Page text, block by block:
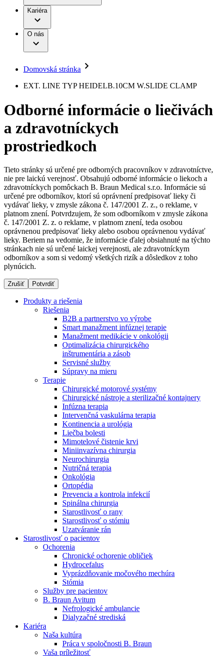
Terapie
Kontinencia a urológia
Liečba bolesti
Miniinvazívna chirurgia
Nutričná terapia
Onkológia
Ortopédia
Prevencia a kontrola infekcií
Spinálna chirurgia
Starostlivosť o rany
Uzatváranie rán
Riešenia
Terapie
Produktový katalóg​
Objavte naše produkty. ​Navštívte produktový katalóg B.
Braun​ s našim kompletným produktovým portfóliom.​
B. Braun Avitum
Ochorenia
Služby pre pacientov
Dialyzačné strediská
B. Braun Avitum poskytuje kvalitnú dialyzačnú starostlivosť
vo všetkých svojich strediskách na Slovensku. Viac
informácií nájdete na stránke jednotlivých stredísk.
Nefrologické ambulancie
V nefrologických ambulanciách prevádzkujeme poradenstvo
a prípravu pacientov k jednotlivým metódam náhrady funkcie
obličiek. Zvoľte si mesto, ktoré potrebujete a navštívte nás.
Práca a kariéra
Naša kultúra
Vaša príležitosť
Nájdite si prácu u nás​
Objavte svoje kariérne príležitosti ​v B. Braun. Vyhľadajte náš
trh práce​ pre zaujímavé pozície na Slovensku.​
Zodpovednosť
Médiá
Tlačové správy
Kontakt
Kontaktný formulár
Spoločnosť
Médiá
Kontakt
Zostaňte v dialógu s B. Braun. Kontaktujte nás.
Kariéra
O nás
Domovská stránka
EXT. LINE TYP HEIDELB.10CM W.SLIDE CLAMP
Odborné informácie o liečivách
a zdravotníckych
prostriedkoch
Tieto stránky sú určené pre odborných pracovníkov v zdravotníctve,
nie pre laickú verejnosť. Obsahujú odborné informácie o liekoch a
zdravotníckych pomôckach B. Braun Medical s.r.o. Informácie sú
určené pre odborníkov, ktorí sú oprávnení predpisovať lieky či
vydávať lieky, v zmysle zákona č. 147/2001 Z. z., o reklame, v
platnom znení. Potvrdzujem, že som odborníkom v zmysle zákona
č. 147/2001 Z. z. o reklame, v platnom znení, teda osobou
oprávnenou predpisovať lieky alebo osobou oprávnenou vydávať
lieky. Beriem na vedomie, že informácie ďalej obsiahnuté na týchto
stránkach nie sú určené laickej verejnosti, ale zdravotníckym
odborníkov a som si vedomý všetkých rizík a dôsledkov z toho
plynúcich.
Zrušiť Potvrdiť
Produkty a riešenia
Riešenia
B2B a partnerstvo vo výrobe
Smart manažment infúznej terapie
Manažment medikácie v onkológii
Optimalizácia chirurgického
inštrumentária a zásob
Servisné služby
Súpravy na mieru
Terapie
Chirurgické motorové systémy
Chirurgické nástroje a sterilizačné kontajnery
Infúzna terapia
Intervenčná vaskulárna terapia
Kontinencia a urológia
Liečba bolesti
Mimotelové čistenie krvi
Miniinvazívna chirurgia
Neurochirurgia
Nutričná terapia
Onkológia
Ortopédia
Prevencia a kontrola infekcií
Spinálna chirurgia
Starostlivosť o rany
Starostlivosť o stómiu
Uzatváranie rán
Starostlivosť o pacientov
Ochorenia
Chronické ochorenie obličiek
Hydrocefalus
Vyprázdňovanie močového mechúra
Stómia
Služby pre pacientov
B. Braun Avitum
Nefrologické ambulancie
Dialyzačné strediská
Kariéra
Naša kultúra
Práca v spoločnosti B. Braun
Vaša príležitosť